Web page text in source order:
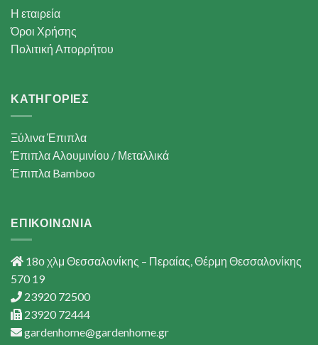
Η εταιρεία
Όροι Χρήσης
Πολιτική Απορρήτου
ΚΑΤΗΓΟΡΙΕΣ
Ξύλινα Έπιπλα
Έπιπλα Αλουμινίου / Μεταλλικά
Έπιπλα Bamboo
ΕΠΙΚΟΙΝΩΝΙΑ
18ο χλμ Θεσσαλονίκης – Περαίας, Θέρμη Θεσσαλονίκης
570 19
23920 72500
23920 72444
gardenhome@gardenhome.gr